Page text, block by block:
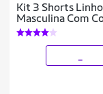
Kit 3 Shorts Linho
Masculina Com
Bermuda Casual